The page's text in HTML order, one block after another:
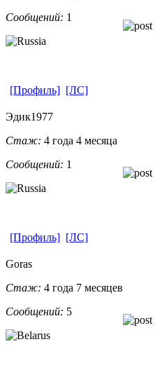
Сообщений: 1
[Профиль] [ЛС]
Эдик1977
Стаж: 4 года 4 месяца
Сообщений: 1
[Профиль] [ЛС]
Goras
Стаж: 4 года 7 месяцев
Сообщений: 5